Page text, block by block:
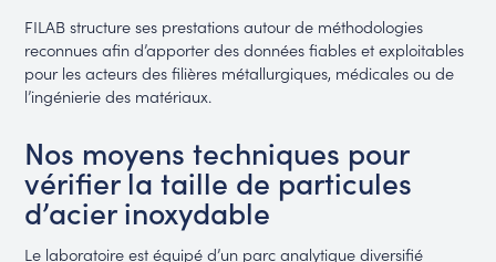
FILAB structure ses prestations autour de méthodologies
reconnues afin d’apporter des données fiables et exploitables
pour les acteurs des filières métallurgiques, médicales ou de
l’ingénierie des matériaux.
Nos moyens techniques pour
vérifier la taille de particules
d’acier inoxydable
Le laboratoire est équipé d’un parc analytique diversifié